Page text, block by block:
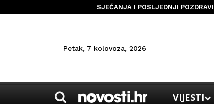
SJEĆANJA I POSLJEDNJI POZDRAVI
Petak, 7 kolovoza, 2026
VIJESTI